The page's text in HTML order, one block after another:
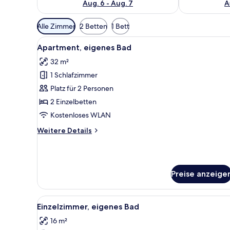
Aug. 6 - Aug. 7
Verfügbare
Filter
für
Zimmer
Alle Zimmer 2 Betten 1 Bett
Alle
Fotos
für
Apartment,
eigenes
Bad
anzeigen
Ein Hotelzimmer mit
4
Apartment, eigenes Bad
32 m²
1 Schlafzimmer
Platz für 2 Personen
2 Einzelbetten
Kostenloses WLAN
Weitere Details
Weitere
Preise
Alle
Fotos
für
Ein ordentlich bezogenes
5
Einzelzimmer, eigenes Bad
16 m²